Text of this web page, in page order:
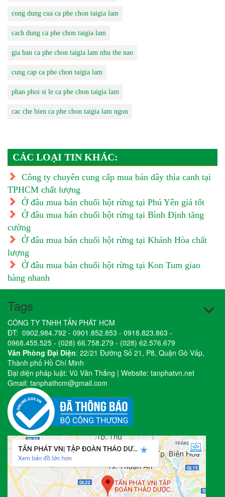
cong dung cua ca phe chon taigia lam
cach dung ca phe chon taigia lam
gia ban ca phe chon taigia lam nhu the nao
cung cap ca phe chon taigia lam
phan phoi si le ca phe chon taigia lam
cac che bien ca phe chon taigia lam ngon
CÁC LOẠI TIN KHÁC:
Công ty chuyên cung cấp mua bán dây thìa canh tại
TPHCM chất lượng
Ở đâu mua bán chuối hột rừng tại Phú Yên giá tốt
Ở đâu mua bán chuối hột rừng tại Bình Định tăng
cường
Ở đâu mua bán chuối hột rừng tại Khánh Hòa chất
lượng
Ở đâu mua bán chuối hột rừng tại Kon Tum giao
hàng nhanh
Tags
CÔNG TY TNHH TẤN PHÁT HCM
ĐT: 0902.984.792 - 0901.852.853 - 0918.823.863 -
0968.455.525 - (028) 66.758.279 - (028) 62.576.679
Văn Phòng Đại Diện: 22/21 Đường Số 21, P8, Quận Gò Vấp,
Thành phố Hồ Chí Minh
Đại diện pháp luật: Vũ Văn Thắng | Website: tanphatvn.net
Gmail: tanphathcm@gmail.com